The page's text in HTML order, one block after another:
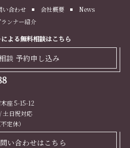
い合わせ 会社概要
News
ランナー紹介
よる無料相談はこちら
談 予約申し込み
座 5-15-12
土日祝対応
定休）
い合わせはこちら